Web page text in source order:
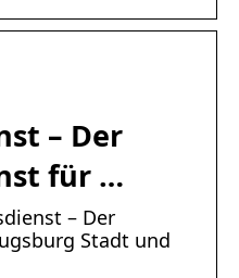
– Der
für …
– Der
Stadt und